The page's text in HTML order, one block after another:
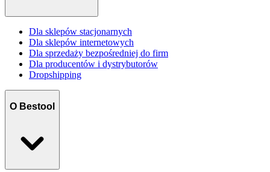
Dla sklepów stacjonarnych
Dla sklepów internetowych
Dla sprzedaży bezpośredniej do firm
Dla producentów i dystrybutorów
Dropshipping
O Bestool